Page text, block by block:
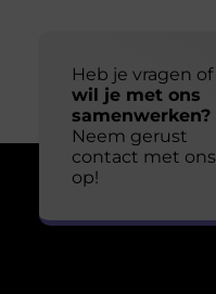
Heb je vragen of
wil je met ons
samenwerken?
Neem gerust
contact met ons
op!